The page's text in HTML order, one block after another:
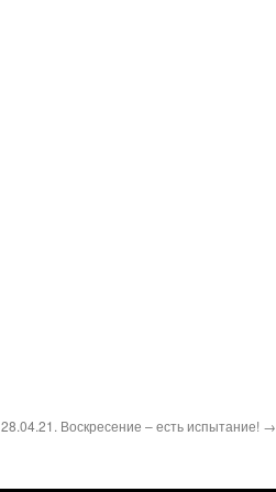
28.04.21. Воскресение – есть испытание! →